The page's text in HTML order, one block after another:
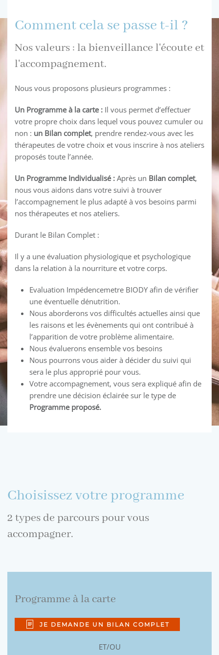
Comment cela se passe t-il ?
Nos valeurs : la bienveillance l'écoute et
l'accompagnement.
Nous vous proposons plusieurs programmes :
Un Programme à la carte : Il vous permet d’effectuer
votre propre choix dans lequel vous pouvez cumuler ou
non : un Bilan complet, prendre rendez-vous avec les
thérapeutes de votre choix et vous inscrire à nos ateliers
proposés toute l’année.
Un Programme Individualisé : Après un Bilan complet,
nous vous aidons dans votre suivi à trouver
l’accompagnement le plus adapté à vos besoins parmi
nos thérapeutes et nos ateliers.
Durant le Bilan Complet :
Il y a une évaluation physiologique et psychologique
dans la relation à la nourriture et votre corps.
Evaluation Impédencemetre BIODY afin de vérifier
une éventuelle dénutrition.
Nous aborderons vos difficultés actuelles ainsi que
les raisons et les évènements qui ont contribué à
l’apparition de votre problème alimentaire.
Nous évaluerons ensemble vos besoins
Nous pourrons vous aider à décider du suivi qui
sera le plus approprié pour vous.
Votre accompagnement, vous sera expliqué afin de
prendre une décision éclairée sur le type de
Programme proposé.
Choisissez votre programme
2 types de parcours pour vous
accompagner.
Programme à la carte
JE DEMANDE UN BILAN COMPLET
ET/OU